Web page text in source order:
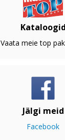
Kataloogid
Vaata meie top
Jälgi meid
Facebook